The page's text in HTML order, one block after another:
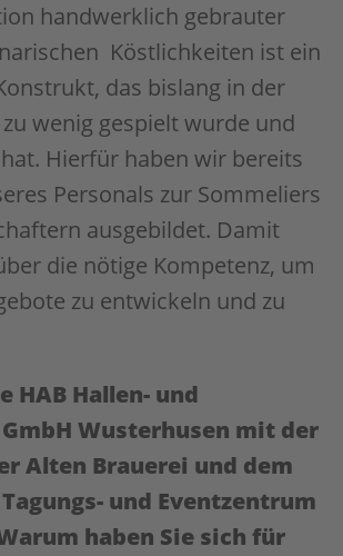
handwerklich gebrauter
Köstlichkeiten ist ein
das bislang in der
wenig gespielt wurde und
Hierfür haben wir bereits
Personals zur Sommeliers
ausgebildet. Damit
die nötige Kompetenz, um
zu entwickeln und zu
HAB Hallen- und
Wusterhusen mit der
Alten Brauerei und dem
und Eventzentrum
haben Sie sich für